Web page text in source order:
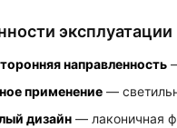
эксплуатации
направленность
применение —
дизайн — лаконичная